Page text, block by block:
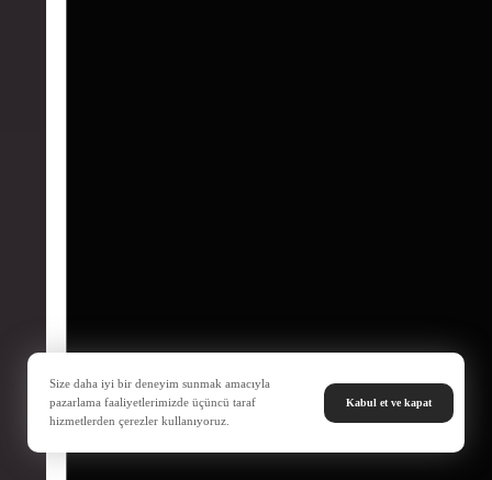
Size daha iyi bir deneyim sunmak amacıyla
pazarlama faaliyetlerimizde üçüncü taraf
hizmetlerden çerezler kullanıyoruz.
Kabul et ve kapat